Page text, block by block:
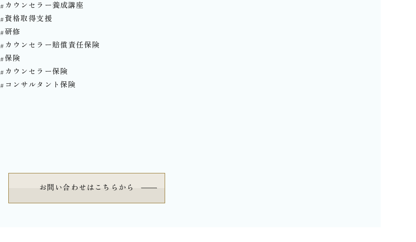
#カウンセラー養成講座
#資格取得支援
#研修
#カウンセラー賠償責任保険
#保険
#カウンセラー保険
#コンサルタント保険⁡⁡⁡⁡
お問い合わせはこちらから